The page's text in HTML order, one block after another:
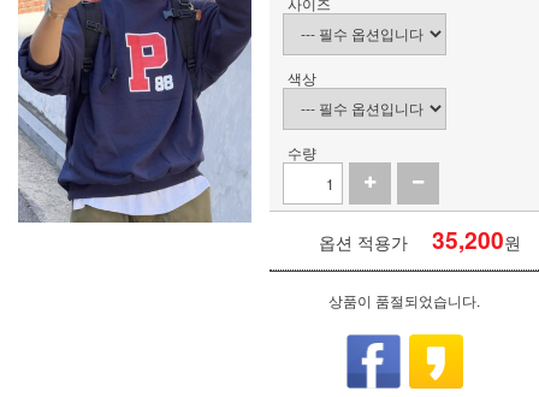
색상
수량
옵션 적용가 35,200원
상품이 품절되었습니다.